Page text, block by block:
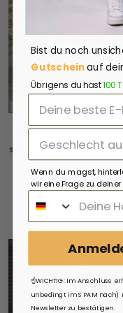
Lifestyle Retro Herren
schwarz mit weißen
SAEBIS®
29,99€
Bist du noch
Gutscheinauf
Übrigens du hast100
Wenn du magst,
wir eine Frage zu
☝️WICHTIG: Im Anschluss
unbedingt im SPAM
Newsletter zu bestätigen.